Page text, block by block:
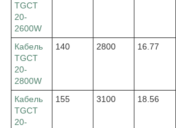
TGCT
20-
2600W
Кабель
TGCT
20-
2800W
140 2800 16.77
Кабель
TGCT
20-
155 3100 18.56